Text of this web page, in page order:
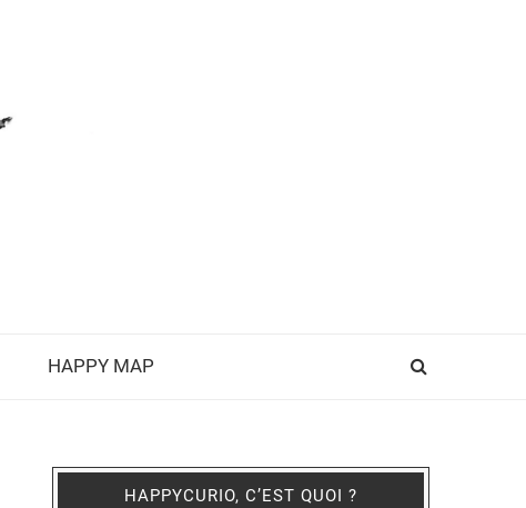
HAPPY MAP
HAPPYCURIO, C’EST QUOI ?